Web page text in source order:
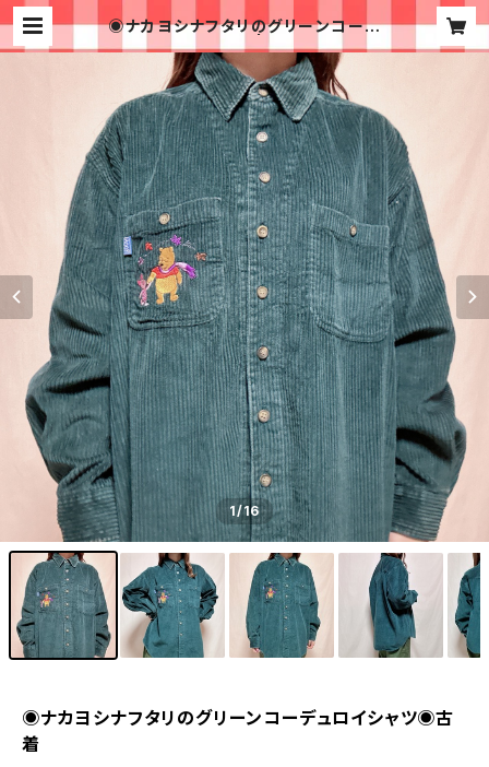
◉ナカヨシナフタリのグリーンコーデ
チエ
1/16
◉ナカヨシナフタリのグリーンコーデュロイシャツ◉古
着